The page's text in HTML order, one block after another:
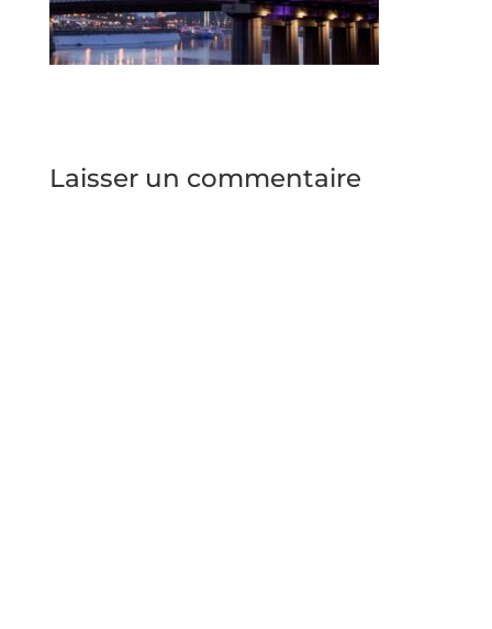
Laisser un commentaire